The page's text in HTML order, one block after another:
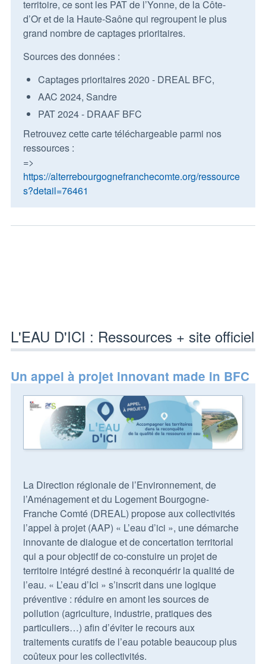
territoire, ce sont les PAT de l’Yonne, de la Côte-
d’Or et de la Haute-Saône qui regroupent le plus
grand nombre de captages prioritaires.
Sources des données :
Captages prioritaires 2020 - DREAL BFC,
AAC 2024, Sandre
PAT 2024 - DRAAF BFC
Retrouvez cette carte téléchargeable parmi nos
ressources :
=>
https://alterrebourgognefranchecomte.org/ressource
s?detail=76461
L'EAU D'ICI : Ressources + site officiel
Un appel à projet innovant made in BFC
La Direction régionale de l’Environnement, de
l’Aménagement et du Logement Bourgogne-
Franche Comté (DREAL) propose aux collectivités
l’appel à projet (AAP) « L’eau d’ici », une démarche
innovante de dialogue et de concertation territorial
qui a pour objectif de co-constuire un projet de
territoire intégré destiné à reconquérir la qualité de
l’eau. « L’eau d’Ici » s’inscrit dans une logique
préventive : réduire en amont les sources de
pollution (agriculture, industrie, pratiques des
particuliers…) afin d’éviter le recours aux
traitements curatifs de l’eau potable beaucoup plus
coûteux pour les collectivités.